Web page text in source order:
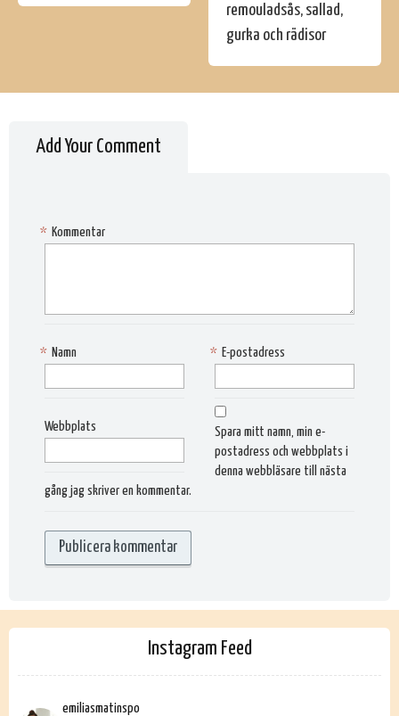
remouladsås, sallad,
gurka och rädisor
Add Your Comment
Kommentar
*
Namn
* E-postadress
*
Webbplats
Spara mitt namn, min e-
postadress och webbplats i
denna webbläsare till nästa
gång jag skriver en kommentar.
Instagram Feed
emiliasmatinspo